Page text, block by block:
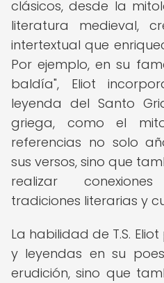
clásicos, desde la
literatura medieval,
intertextual que
Por ejemplo, en su
baldía", Eliot
leyenda del Santo
griega, como el
referencias no solo
sus versos, sino que
realizar
tradiciones literarias y
La habilidad de T.S.
y leyendas en su
erudición, sino que